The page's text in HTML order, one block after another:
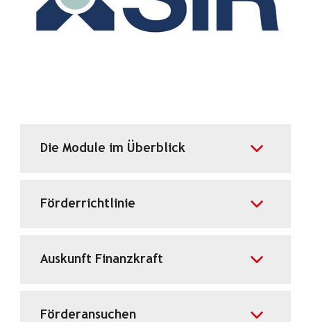
Die Module im Überblick
Förderrichtlinie
Auskunft Finanzkraft
Förderansuchen